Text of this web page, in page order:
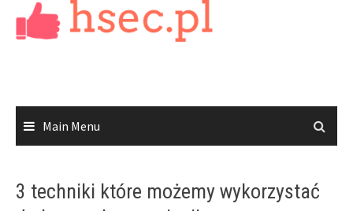
Main Menu
3 techniki które możemy wykorzystać